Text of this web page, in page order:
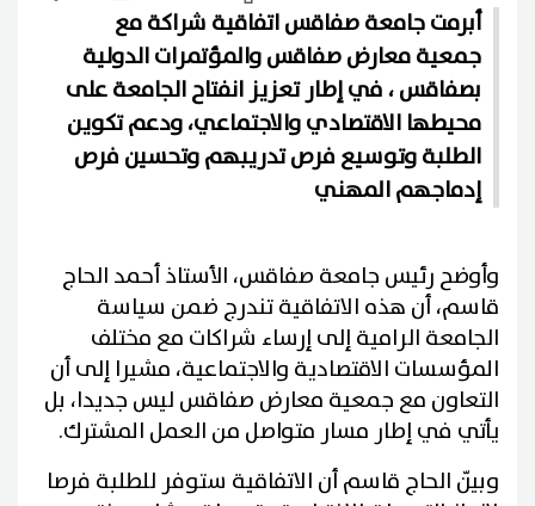
أبرمت جامعة صفاقس اتفاقية شراكة مع
جمعية معارض صفاقس والمؤتمرات الدولية
بصفاقس ، في إطار تعزيز انفتاح الجامعة على
محيطها الاقتصادي والاجتماعي، ودعم تكوين
الطلبة وتوسيع فرص تدريبهم وتحسين فرص
إدماجهم المهني
وأوضح رئيس جامعة صفاقس، الأستاذ أحمد الحاج
قاسم، أن هذه الاتفاقية تندرج ضمن سياسة
الجامعة الرامية إلى إرساء شراكات مع مختلف
المؤسسات الاقتصادية والاجتماعية، مشيرا إلى أن
التعاون مع جمعية معارض صفاقس ليس جديدا، بل
يأتي في إطار مسار متواصل من العمل المشترك.
وبيّن الحاج قاسم أن الاتفاقية ستوفر للطلبة فرصا